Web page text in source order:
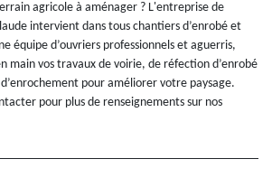
agricole à aménager ? L'entreprise de
intervient dans tous chantiers d’enrobé et
équipe d’ouvriers professionnels et aguerris,
main vos travaux de voirie, de réfection d’enrobé
pour améliorer votre paysage.
pour plus de renseignements sur nos